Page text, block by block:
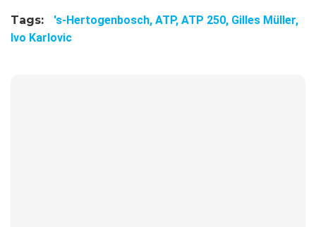
Tags: 's-Hertogenbosch, ATP, ATP 250, Gilles Müller,
Ivo Karlovic